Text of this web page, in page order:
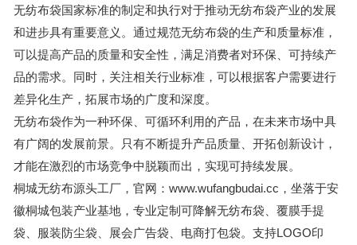
无纺布袋国家标准的制定和执行对于推动无纺布袋产业的发展
和进步具有重要意义。通过规范无纺布袋的生产和质量标准，
可以提高产品的质量和安全性，满足消费者对环保、可持续产
品的需求。同时，关注相关行业标准，可以根据客户需要进行
差异化生产，拓展市场的广度和深度。
无纺布袋作为一种环保、可循环利用的产品，在未来市场中具
有广阔的发展前景。只有不断提升产品质量、开拓创新设计，
才能在激烈的市场竞争中脱颖而出，实现可持续发展。
桐城无纺布源头工厂，官网：www.wufangbudai.cc，坐落于安
徽桐城包装产业基地，专业定制可降解无纺布袋、覆膜手提
袋、服装防尘袋、展会广告袋、电商打包袋。支持LOGO印